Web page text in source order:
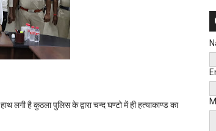
दिलीप यादव ने जारी किया आदेश
स्कूल के परीक्षा परिणाम करेंगे घोषित
है कुठला पुलिस के द्वारा चन्द घण्टो में ही हत्याकाण्ड का